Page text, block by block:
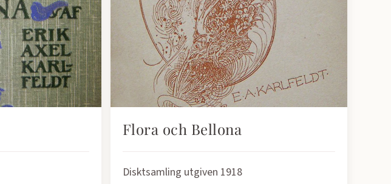
Flora och Bellona
Disktsamling utgiven 1918